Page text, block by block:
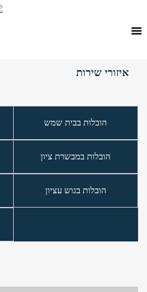
content
איזורי שירות
הובלות בבית שמש
הובלות במבשרת ציון
הובלות בגוש עציון